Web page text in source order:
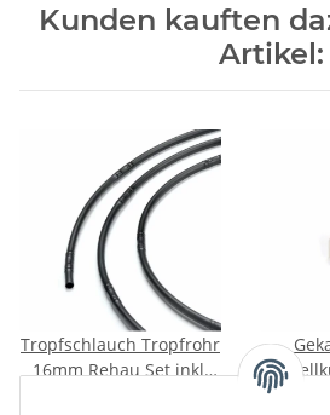
Kunden kauften
Artikel:
Tropfschlauch Tropfrohr
16mm Rehau Set inkl.